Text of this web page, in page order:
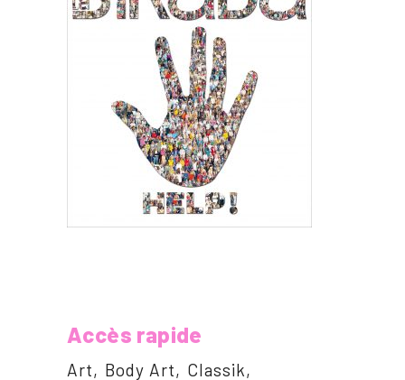
Accès rapide
Art Body Art
Classik